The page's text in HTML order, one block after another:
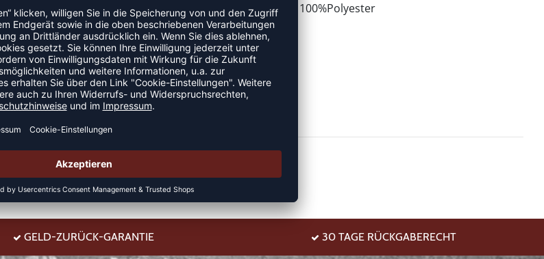
MATERIAL: 100%Polyester
GELD-ZURÜCK-GARANTIE 30 TAGE RÜCKGABERECHT